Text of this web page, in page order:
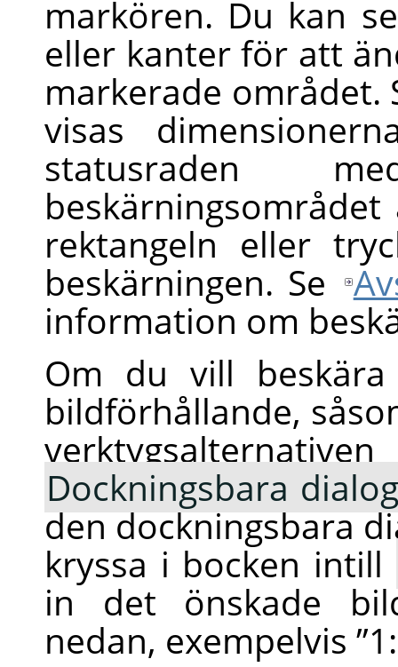
markören. Du kan
eller kanter för att
markerade området.
visas
statusraden
rektangeln eller
beskärningen. Se
information om
Om du vill
bildförhållande,
Dockningsbara
den dockningsbara
kryssa i bocken intill
in det önskade
nedan, exempelvis ”